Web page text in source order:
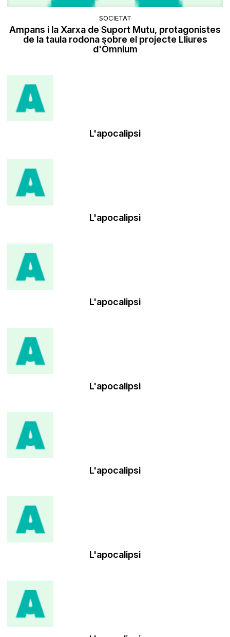
SOCIETAT
Ampans i la Xarxa de Suport Mutu, protagonistes
de la taula rodona sobre el projecte Lliures
d'Òmnium
L'apocalipsi
L'apocalipsi
L'apocalipsi
L'apocalipsi
L'apocalipsi
L'apocalipsi